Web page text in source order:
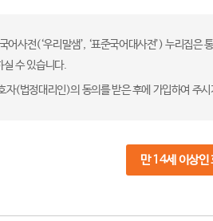
어사전(‘우리말샘’, ‘표준국어대사전’) 누리집
실 수 있습니다.
자(법정대리인)의 동의를 받은 후에 가입하여 주
만 14세 이상인